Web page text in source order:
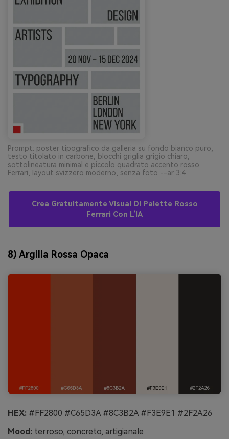
Prompt: poster tipografico da galleria su fondo bianco puro,
testo titolato in carbone, blocchi griglia grigio chiaro,
sottolineatura minimal e piccolo quadrato accento rosso
Ferrari, layout svizzero moderno, senza foto --ar 3:4
Crea Gratuitamente Visual Di Palette Rosso
Ferrari Con L’IA
8) Argilla Rossa Opaca
HEX: #FF2800 #C65D3A #8C3B2A #F3E9E1 #2F2A26
Mood: terroso, concreto, artigianale